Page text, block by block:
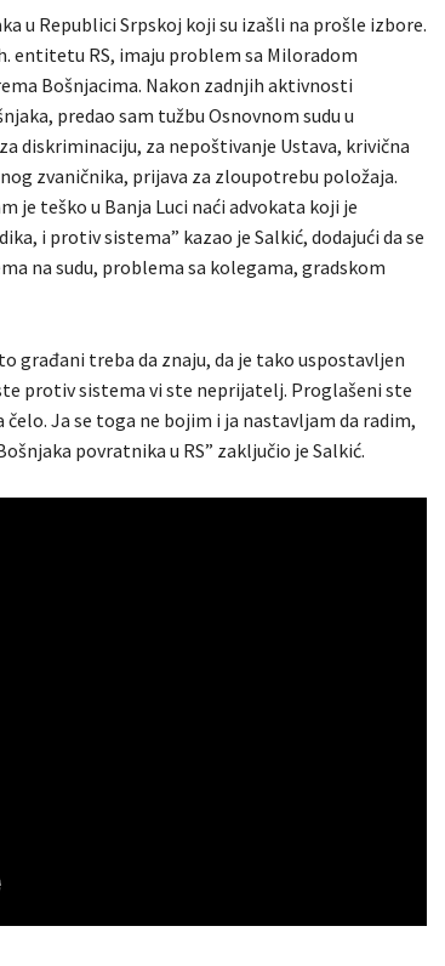
u Republici Srpskoj koji su izašli na prošle izbore.
entitetu RS, imaju problem sa Miloradom
Bošnjacima. Nakon zadnjih aktivnosti
predao sam tužbu Osnovnom sudu u
diskriminaciju, za nepoštivanje Ustava, krivična
zvaničnika, prijava za zloupotrebu položaja.
je teško u Banja Luci naći advokata koji je
i protiv sistema” kazao je Salkić, dodajući da se
na sudu, problema sa kolegama, gradskom
građani treba da znaju, da je tako uspostavljen
protiv sistema vi ste neprijatelj. Proglašeni ste
Ja se toga ne bojim i ja nastavljam da radim,
povratnika u RS” zaključio je Salkić.